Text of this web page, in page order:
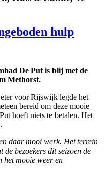
hulp
De Put is blij met de
Methorst.
voor Rijswijk legde het
bereid om deze mooie
hoeft niets te betalen. Het
daar mooi werk. Het terrein
bezoekers dit seizoen de
het mooie weer en